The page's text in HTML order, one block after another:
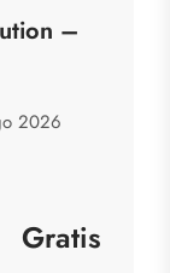
–
2026
Gratis